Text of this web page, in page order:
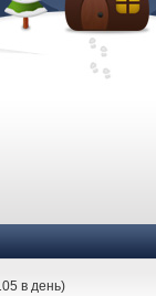
в день)